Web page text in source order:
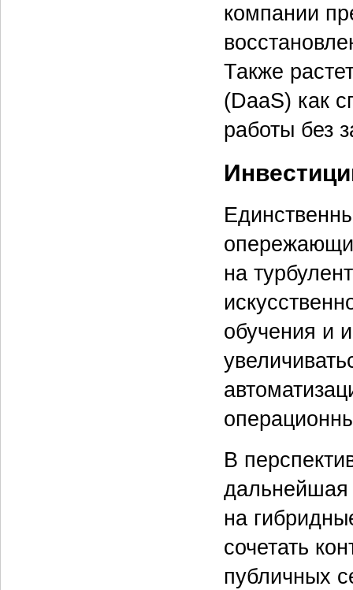
компании
Также
(DaaS) как
работы без
на
обучения и
В
дальнейшая
на
сочетать
публичных